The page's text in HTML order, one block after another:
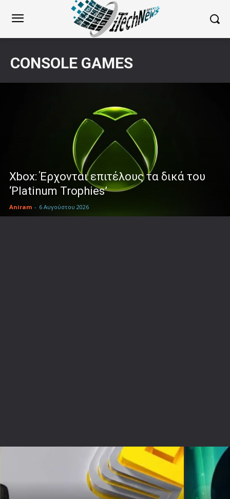
CONSOLE GAMES
Xbox: Έρχονται επιτέλους τα δικά του
‘Platinum Trophies’
Aniram - 6 Αυγούστου 2026